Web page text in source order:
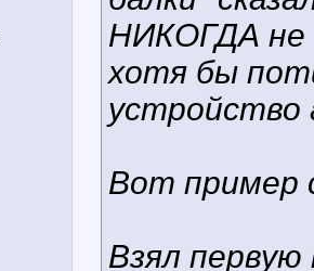
НИКОГДА не
хотя бы
устройство
Вот пример
Взял